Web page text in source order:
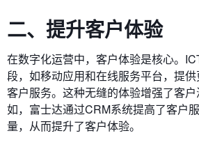
二、提升客户体验
在数字化运营中，客户体验是核心。
段，如移动应用和在线服务平台，提
客户服务。这种无缝的体验增强了客
如，富士达通过CRM系统提高了客户
量，从而提升了客户体验。